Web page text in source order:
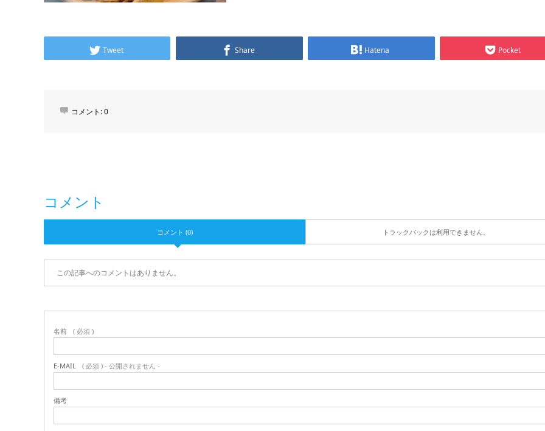
Tweet Share Hatena Pocket
コメント:0
コメント
コメント (0) トラックバックは利用できません。
この記事へのコメントはありません。
名前 ( 必須 )
E-MAIL ( 必須 ) - 公開されません -
備考